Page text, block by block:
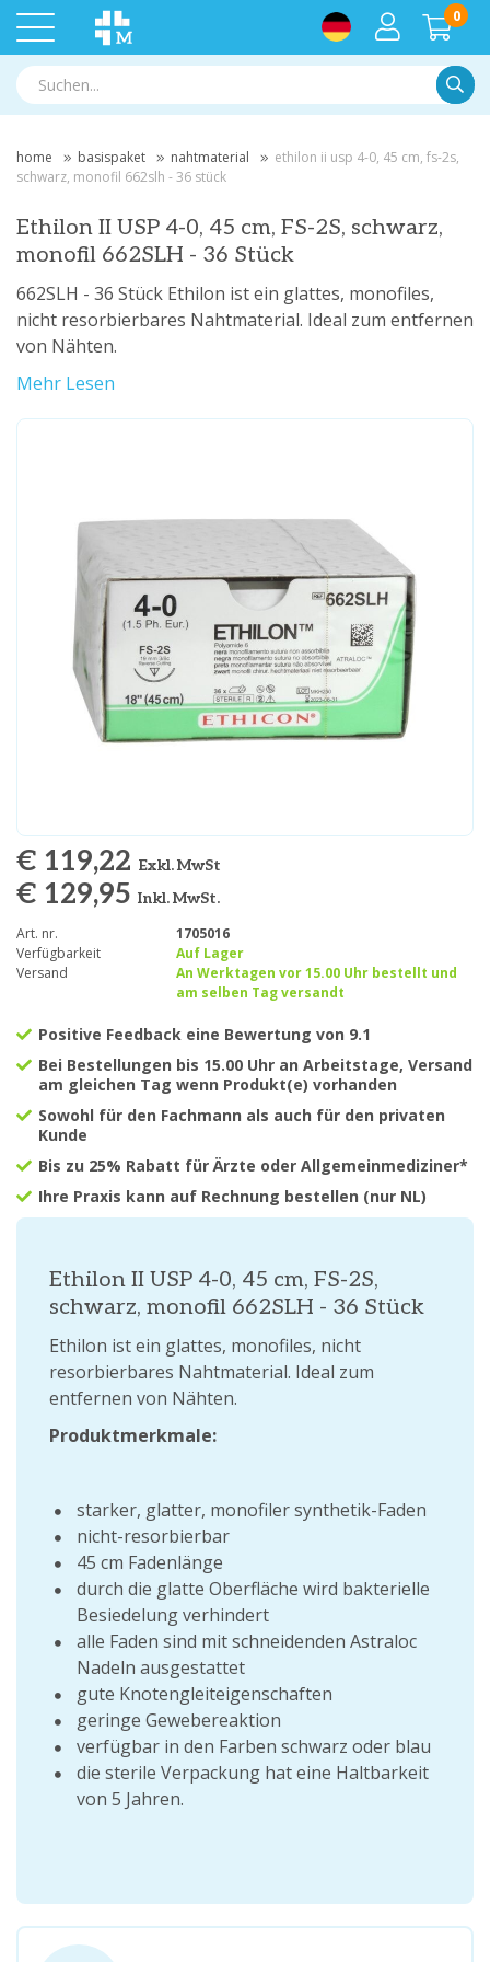
0
home basispaket nahtmaterial
ethilon ii usp 4-0, 45 cm, fs-2s,
schwarz, monofil 662slh - 36 stück
Ethilon II USP 4-0, 45 cm, FS-2S, schwarz,
monofil 662SLH - 36 Stück
662SLH - 36 Stück Ethilon ist ein glattes, monofiles,
nicht resorbierbares Nahtmaterial. Ideal zum entfernen
von Nähten.
Mehr Lesen
€ 119,22 Exkl. MwSt
€ 129,95 Inkl. MwSt.
Art. nr.
1705016
Verfügbarkeit
Auf Lager
Versand
An Werktagen vor 15.00 Uhr bestellt und
am selben Tag versandt
Positive Feedback eine Bewertung von 9.1
Bei Bestellungen bis 15.00 Uhr an Arbeitstage, Versand
am gleichen Tag wenn Produkt(e) vorhanden
Sowohl für den Fachmann als auch für den privaten
Kunde
Bis zu 25% Rabatt für Ärzte oder Allgemeinmediziner*
Ihre Praxis kann auf Rechnung bestellen (nur NL)
Ethilon II USP 4-0, 45 cm, FS-2S,
schwarz, monofil 662SLH - 36 Stück
Ethilon ist ein glattes, monofiles, nicht
resorbierbares Nahtmaterial. Ideal zum
entfernen von Nähten.
Produktmerkmale:
starker, glatter, monofiler synthetik-Faden
nicht-resorbierbar
45 cm Fadenlänge
durch die glatte Oberfläche wird bakterielle
Besiedelung verhindert
alle Faden sind mit schneidenden Astraloc
Nadeln ausgestattet
gute Knotengleiteigenschaften
geringe Gewebereaktion
verfügbar in den Farben schwarz oder blau
die sterile Verpackung hat eine Haltbarkeit
von 5 Jahren.